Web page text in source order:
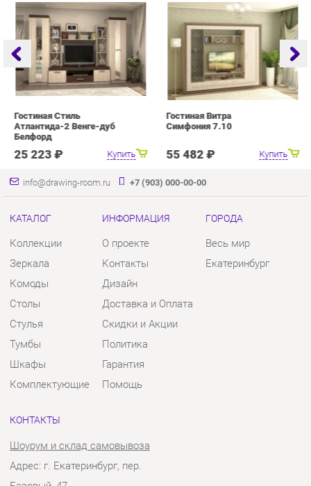
Купить
Гостиная Стиль
Атлантида-2 Венге-дуб
Белфорд
25 223 ₽
Гостиная Витра
55 482 ₽
info@drawing-room.ru +7 (903) 000-00-00
Коллекции
Зеркала
Столы
Тумбы
Шкафы
Комплектующие
О проекте
Контакты
Доставка и Оплата
Политика
Гарантия
Помощь
ГОРОДА
Весь мир
Екатеринбург
КОНТАКТЫ
Шоурум и склад самовывоза
Адрес: г. Екатеринбург, пер.
Базовый, 47
Телефон: +7 (903) 000-00-00
Пн - Пт:10:00 - 18:00 (GMT+5)